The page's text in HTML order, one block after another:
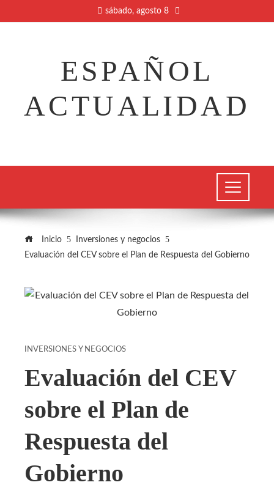
sábado, agosto 8
ESPAÑOL
ACTUALIDAD
Inicio
Inversiones y negocios
Evaluación del CEV sobre el Plan de Respuesta del Gobierno
INVERSIONES Y NEGOCIOS
Evaluación del CEV
sobre el Plan de
Respuesta del
Gobierno